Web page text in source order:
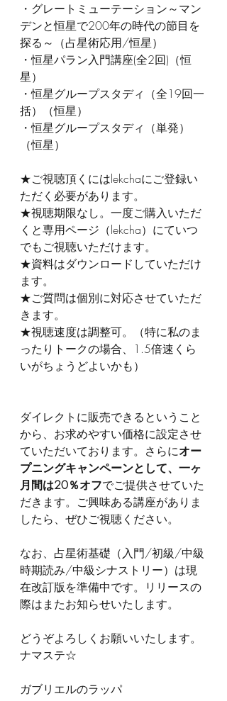
・グレートミューテーション～マン
デンと恒星で200年の時代の節目を
探る～（占星術応用/恒星）
・恒星パラン入門講座(全2回)（恒
星）
・恒星グループスタディ（全19回一
括）（恒星）
・恒星グループスタディ（単発）
（恒星）
★ご視聴頂くにはlekchaにご登録い
ただく必要があります。
★視聴期限なし。一度ご購入いただ
くと専用ページ（lekcha）にていつ
でもご視聴いただけます。
★資料はダウンロードしていただけ
ます。
★ご質問は個別に対応させていただ
きます。
★視聴速度は調整可。（特に私のま
ったりトークの場合、1.5倍速くら
いがちょうどよいかも）
ダイレクトに販売できるということ
から、お求めやすい価格に設定させ
ていただいております。さらにオー
プニングキャンペーンとして、一ヶ
月間は20％オフでご提供させていた
だきます。ご興味ある講座がありま
したら、ぜひご視聴ください。
なお、占星術基礎（入門/初級/中級
時期読み/中級シナストリー）は現
在改訂版を準備中です。リリースの
際はまたお知らせいたします。
どうぞよろしくお願いいたします。
ナマステ☆
ガブリエルのラッパ